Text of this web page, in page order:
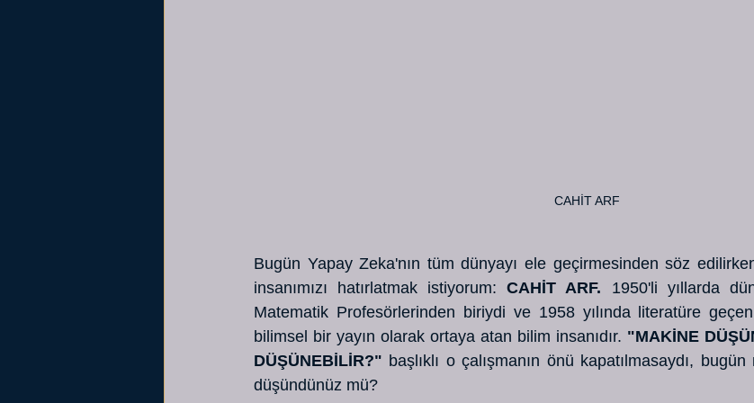
CAHİT ARF
Bugün Yapay Zeka'nın tüm dünyayı ele geçirmesinden söz
insanımızı hatırlatmak istiyorum: CAHİT ARF. 1950'li yıllarda
Matematik Profesörlerinden biriydi ve 1958 yılında literatüre
bilimsel bir yayın olarak ortaya atan bilim insanıdır. "MAKİNE
DÜŞÜNEBİLİR?" başlıklı o çalışmanın önü kapatılmasaydı, bugün
düşündünüz mü?